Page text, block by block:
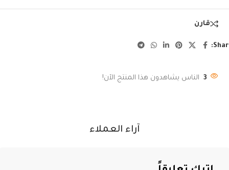
قارن
3 الناس يشاهدون هذا المنتج الآن!
آراء العملاء